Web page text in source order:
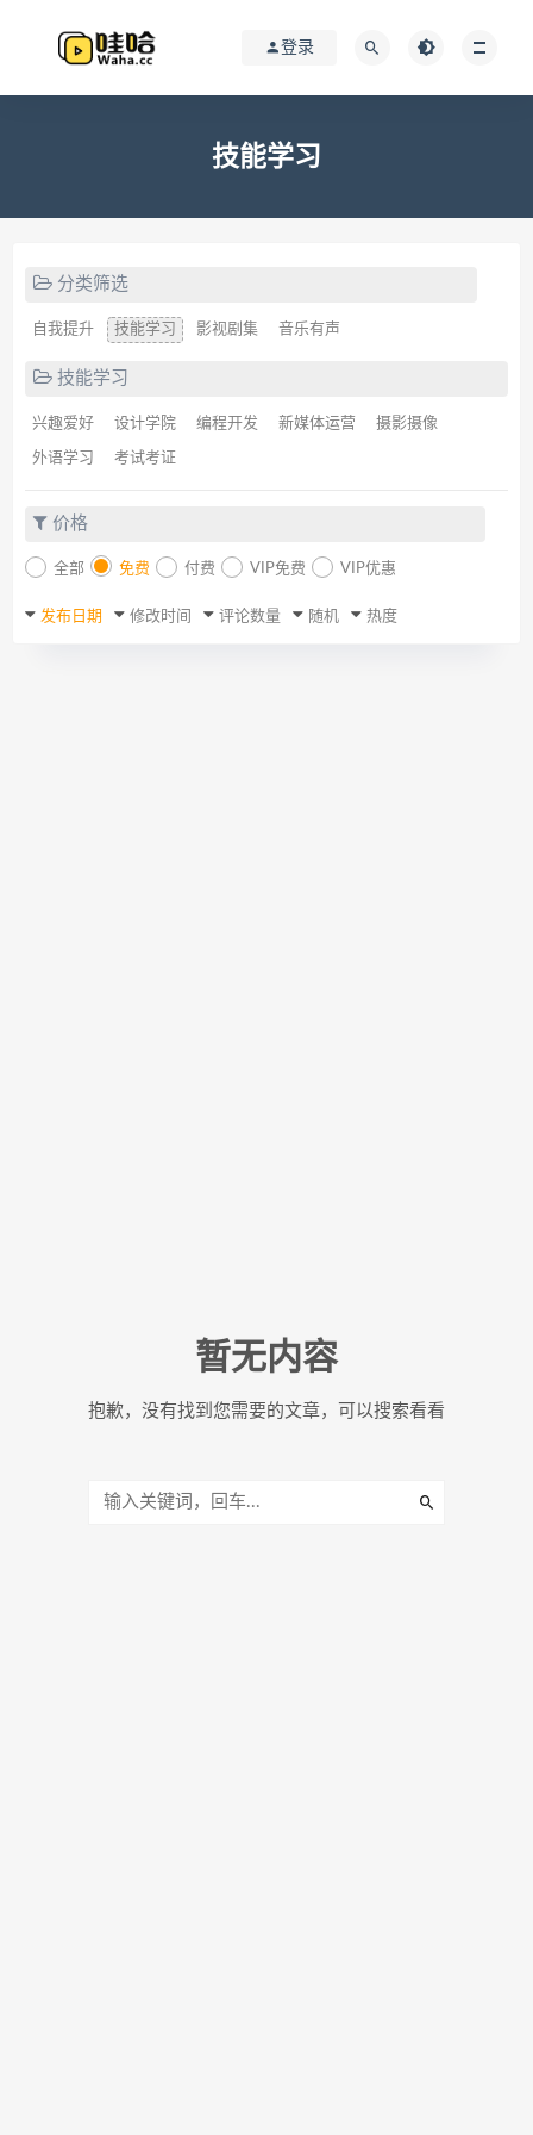
登录
技能学习
分类筛选
自我提升 技能学习 影视剧集 音乐有声
技能学习
兴趣爱好 设计学院 编程开发 新媒体运营 摄影摄像
外语学习 考试考证
价格
全部 免费 付费 VIP免费 VIP优惠
发布日期 修改时间 评论数量 随机 热度
暂无内容
抱歉，没有找到您需要的文章，可以搜索看看